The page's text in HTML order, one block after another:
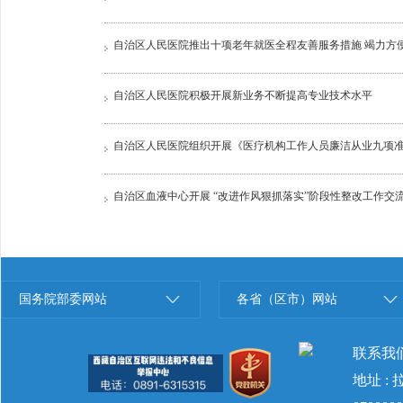
自治区人民医院推出十项老年就医全程友善服务措施 竭力方
自治区人民医院积极开展新业务不断提高专业技术水平
自治区人民医院组织开展《医疗机构工作人员廉洁从业九项
自治区血液中心开展 “改进作风狠抓落实”阶段性整改工作交
国务院部委网站 各省（区市）网站
联系我
地址 :